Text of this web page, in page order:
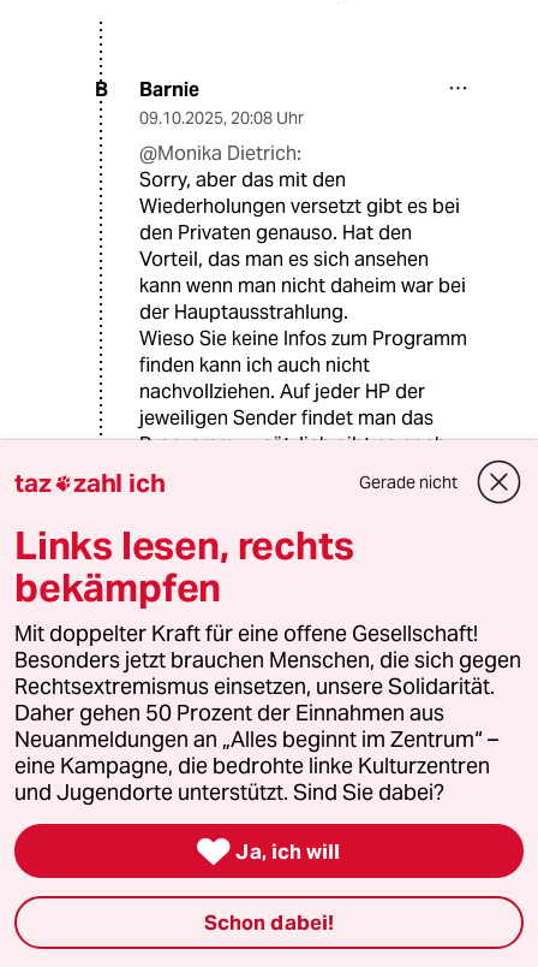
B Barnie
09.10.2025, 20:08 Uhr
@Monika Dietrich:
Sorry, aber das mit den
Wiederholungen versetzt gibt es bei
den Privaten genauso. Hat den
Vorteil, das man es sich ansehen
kann wenn man nicht daheim war bei
der Hauptausstrahlung.
Wieso Sie keine Infos zum Programm
finden kann ich auch nicht
nachvollziehen. Auf jeder HP der
jeweiligen Sender findet man das
Programm, zusätzlich gibt es noch
die HPs der guten alten TV-
Zeitschriften.
Und sich bei Alpha lediglichch Bob
Ross rauszupicken, ist äußerst
selektiv. Dort laufen oft
interessantere Sendungen als auf
den Hauptsendern.
B BS
09.10.2025,11:59 Uhr
zuzuschreiben. Haben sie doch bei der
Einführung des werbefinanzierten Fernsehen
nicht voraussehen wollen, wohin die Reise
taz zahl ich Gerade nicht
Links lesen, rechts
bekämpfen
Mit doppelter Kraft für eine offene Gesellschaft!
Besonders jetzt brauchen Menschen, die sich gegen
Rechtsextremismus einsetzen, unsere Solidarität.
Daher gehen 50 Prozent der Einnahmen aus
Neuanmeldungen an „Alles beginnt im Zentrum“ –
eine Kampagne, die bedrohte linke Kulturzentren
und Jugendorte unterstützt. Sind Sie dabei?
 Ja, ich will
Schon dabei!